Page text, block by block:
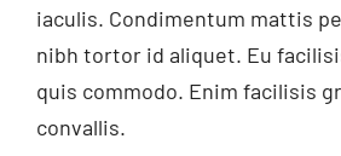
iaculis. Condimentum mattis
nibh tortor id aliquet. Eu
quis commodo. Enim facilisis
convallis.